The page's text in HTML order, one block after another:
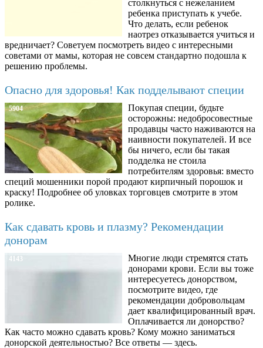
столкнуться с нежеланием
ребенка приступать к учебе.
Что делать, если ребенок
наотрез отказывается учиться и
вредничает? Советуем посмотреть видео с интересными
советами от мамы, которая не совсем стандартно подошла к
решению проблемы.
Опасно для здоровья! Как подделывают специи
5904
Покупая специи, будьте
осторожны: недобросовестные
продавцы часто наживаются на
наивности покупателей. И все
бы ничего, если бы такая
подделка не стоила
потребителям здоровья: вместо
специй мошенники порой продают кирпичный порошок и
краску! Подробнее об уловках торговцев смотрите в этом
ролике.
Как сдавать кровь и плазму? Рекомендации
донорам
4143
Многие люди стремятся стать
донорами крови. Если вы тоже
интересуетесь донорством,
посмотрите видео, где
рекомендации добровольцам
дает квалифицированный врач.
Оплачивается ли донорство?
Как часто можно сдавать кровь? Кому можно заниматься
донорской деятельностью? Все ответы — здесь.